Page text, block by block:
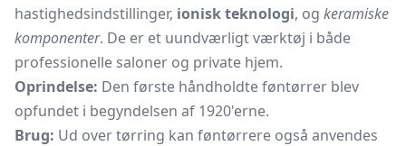
hastighedsindstillinger, ionisk teknologi, og keramiske
komponenter. De er et uundværligt værktøj i både
professionelle saloner og private hjem.
Oprindelse: Den første håndholdte føntørrer blev
opfundet i begyndelsen af 1920'erne.
Brug: Ud over tørring kan føntørrere også anvendes